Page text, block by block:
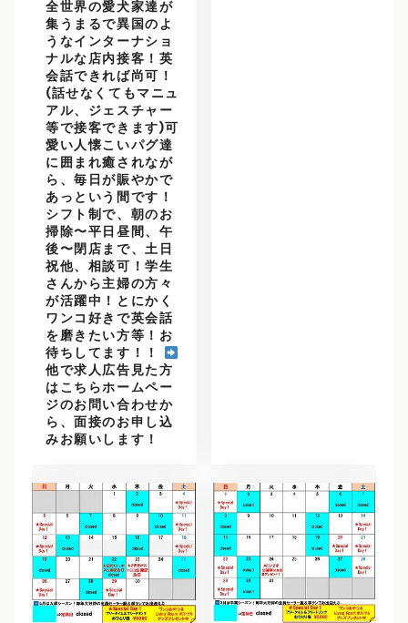
全世界の愛犬家達が
集うまるで異国のよ
うなインターナショ
ナルな店内接客！英
会話できれば尚可！
(話せなくてもマニュ
アル、ジェスチャー
等で接客できます)可
愛い人懐こいパグ達
に囲まれ癒されなが
ら、毎日が賑やかで
あっという間です！
シフト制で、朝のお
掃除〜平日昼間、午
後〜閉店まで、土日
祝他、相談可！学生
さんから主婦の方々
が活躍中！とにかく
ワンコ好きで英会話
を磨きたい方等！お
待ちしてます！！
他で求人広告見た方
はこちらホームペー
ジのお問い合わせか
ら、面接のお申し込
みお願いします！